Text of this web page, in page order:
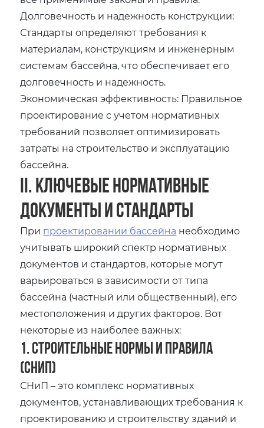
Долговечность и надежность конструкции:
Стандарты определяют требования к
материалам, конструкциям и инженерным
системам бассейна, что обеспечивает его
долговечность и надежность.
Экономическая эффективность: Правильное
проектирование с учетом нормативных
требований позволяет оптимизировать
затраты на строительство и эксплуатацию
бассейна.
II. Ключевые нормативные
документы и стандарты
При проектировании бассейна необходимо
учитывать широкий спектр нормативных
документов и стандартов, которые могут
варьироваться в зависимости от типа
бассейна (частный или общественный), его
местоположения и других факторов. Вот
некоторые из наиболее важных:
1. Строительные нормы и правила
(СНиП)
СНиП – это комплекс нормативных
документов, устанавливающих требования к
проектированию и строительству зданий и